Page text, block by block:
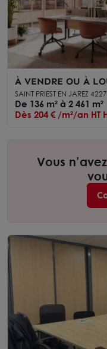
À VENDRE OU À
zone premium à St
SAINT PRIEST EN JAREZ
De 136 m² à 2 461 m²
Dès 204 € /m²/an HT
Vous